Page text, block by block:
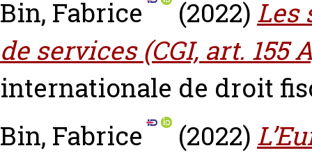
Bin, Fabrice
(2022) Les
de services (CGI, art. 155
internationale de droit
Bin, Fabrice
(2022)